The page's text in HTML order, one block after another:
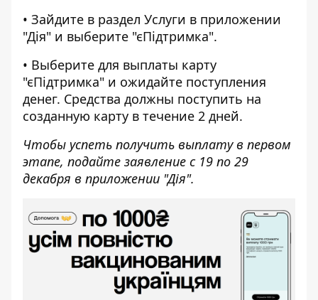
• Зайдите в раздел Услуги в приложении
"Дія" и выберите "єПідтримка".
• Выберите для выплаты карту
"єПідтримка" и ожидайте поступления
денег. Средства должны поступить на
созданную карту в течение 2 дней.
Чтобы успеть получить выплату в первом
этапе, подайте заявление с 19 по 29
декабря в приложении "Дія".